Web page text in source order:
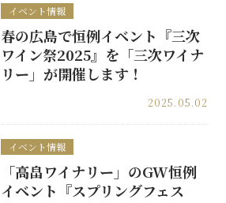
イベント情報
春の広島で恒例イベント『三次
ワイン祭2025』を「三次ワイナ
リー」が開催します！
2025.05.02
イベント情報
「高畠ワイナリー」のGW恒例
イベント『スプリングフェス